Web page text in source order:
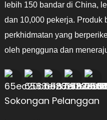
lebih 150 bandar di China,
dan 10,000 pekerja. Produk
perkhidmatan yang
oleh pengguna dan
Sokongan Pelanggan